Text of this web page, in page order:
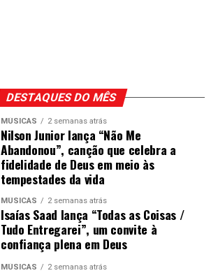
DESTAQUES DO MÊS
MÚSICAS 2 semanas atrás
Nilson Junior lança “Não Me
Abandonou”, canção que celebra a
fidelidade de Deus em meio às
tempestades da vida
MÚSICAS 2 semanas atrás
Isaías Saad lança “Todas as Coisas /
Tudo Entregarei”, um convite à
confiança plena em Deus
MÚSICAS 2 semanas atrás